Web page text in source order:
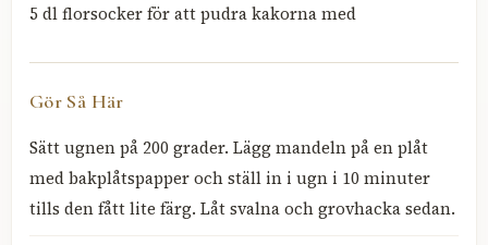
5 dl florsocker för att pudra kakorna med
Gör Så Här
Sätt ugnen på 200 grader. Lägg mandeln på en plåt
med bakplåtspapper och ställ in i ugn i 10 minuter
tills den fått lite färg. Låt svalna och grovhacka sedan.